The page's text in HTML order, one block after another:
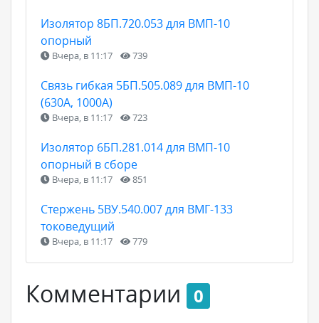
Изолятор 8БП.720.053 для ВМП-10
опорный
Вчера, в 11:17 739
Связь гибкая 5БП.505.089 для ВМП-10
(630А, 1000А)
Вчера, в 11:17 723
Изолятор 6БП.281.014 для ВМП-10
опорный в сборе
Вчера, в 11:17 851
Стержень 5ВУ.540.007 для ВМГ-133
токоведущий
Вчера, в 11:17 779
Комментарии 0